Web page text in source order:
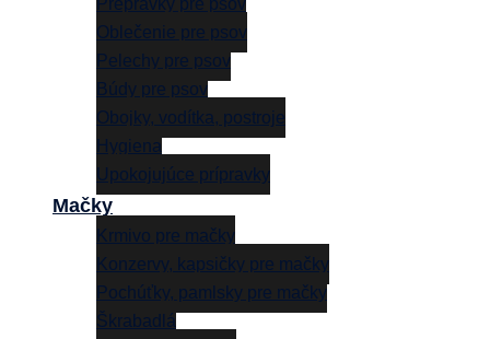
Prepravky pre psov
Oblečenie pre psov
Pelechy pre psov
Búdy pre psov
Obojky, vodítka, postroje
Hygiena
Upokojujúce prípravky
Mačky
Krmivo pre mačky
Konzervy, kapsičky pre mačky
Pochúťky, pamlsky pre mačky
Škrabadlá